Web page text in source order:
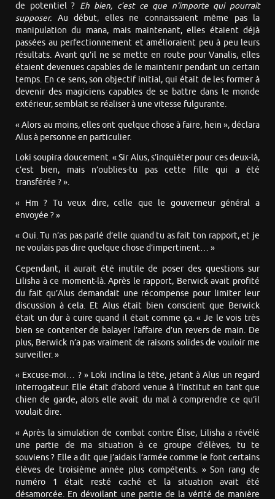
de potentiel ? Eh bien, c’est ce que n’importe qui pourrait
supposer. Au début, elles ne connaissaient même pas la
manipulation du mana, mais maintenant, elles étaient déjà
passées au perfectionnement et amélioraient peu à peu leurs
résultats. Avant qu’il ne se mette en route pour Vanalis, elles
étaient devenues capables de le maintenir pendant un certain
temps. En ce sens, son objectif initial, qui était de les former à
devenir des magiciens capables de se battre dans le monde
extérieur, semblait se réaliser à une vitesse fulgurante.
« Alors au moins, elles ont quelque chose à faire, hein », déclara
Alus à personne en particulier.
Loki soupira doucement. « Sir Alus, s’inquiéter pour ces deux-là,
c’est bien, mais n’oublies-tu pas cette fille qui a été
transférée ? ».
« Hm ? Tu veux dire, celle que le gouverneur général a
envoyée ? »
« Oui. Tu n’as pas parlé d’elle quand tu as fait ton rapport, et je
ne voulais pas dire quelque chose d’impertinent… »
Cependant, il aurait été inutile de poser des questions sur
Lilisha à ce moment-là. Après le rapport, Berwick avait profité
du fait qu’Alus demandait une récompense pour limiter leur
discussion à cela. Et Alus était bien conscient que Berwick
était un dur à cuire quand il était comme ça. « Je le vois très
bien se contenter de balayer l’affaire d’un revers de main. De
plus, Berwick n’a pas vraiment de raisons solides de vouloir me
surveiller. »
« Excuse-moi… ? » Loki inclina la tête, jetant à Alus un regard
interrogateur. Elle était d’abord venue à l’Institut en tant que
chien de garde, alors elle avait du mal à comprendre ce qu’il
voulait dire.
« Après la simulation de combat contre Élise, Lilisha a révélé
une partie de ma situation à ce groupe d’élèves, tu te
souviens ? Elle a dit que j’aidais l’armée comme le font certains
élèves de troisième année plus compétents. » Son rang de
numéro 1 était resté caché et la situation avait été
désamorcée. En dévoilant une partie de la vérité de manière